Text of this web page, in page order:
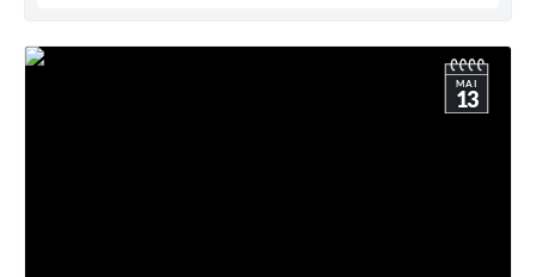
MAI
13